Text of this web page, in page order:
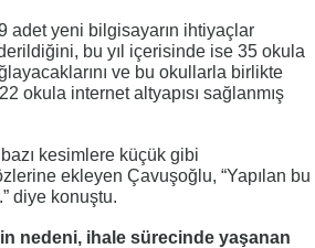
adet yeni bilgisayarın ihtiyaçlar
bu yıl içerisinde ise 35 okula
ve bu okullarla birlikte
okula internet altyapısı sağlanmış
bazı kesimlere küçük gibi
ekleyen Çavuşoğlu, “Yapılan bu
diye konuştu.
nedeni, ihale sürecinde yaşanan